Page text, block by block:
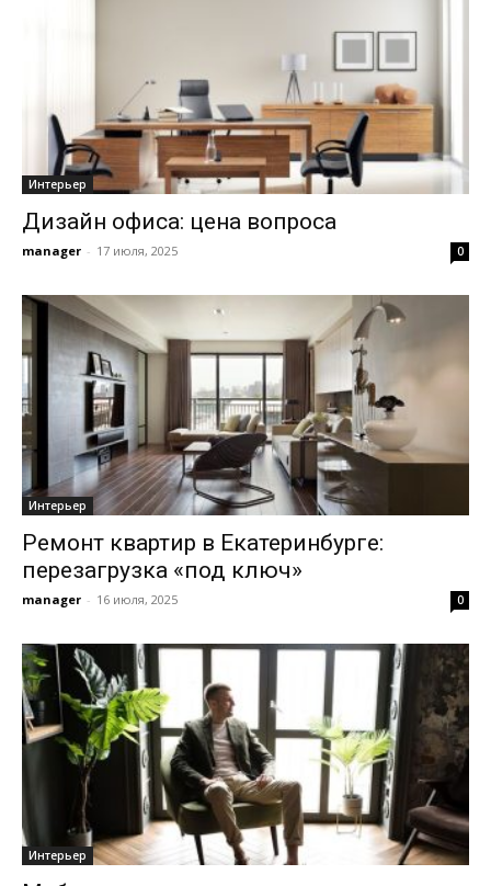
Интерьер
Дизайн офиса: цена вопроса
manager - 17 июля, 2025 0
Интерьер
Ремонт квартир в Екатеринбурге:
перезагрузка «под ключ»
manager - 16 июля, 2025 0
Интерьер